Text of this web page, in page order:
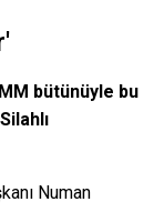
bütünüyle bu
Numan